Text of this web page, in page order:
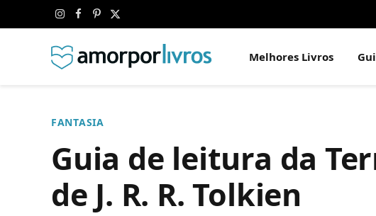
Instagram
Facebook
Pinterest
X
Melhores Livros
FANTASIA
Guia de leitura da
de J. R. R. Tolkien